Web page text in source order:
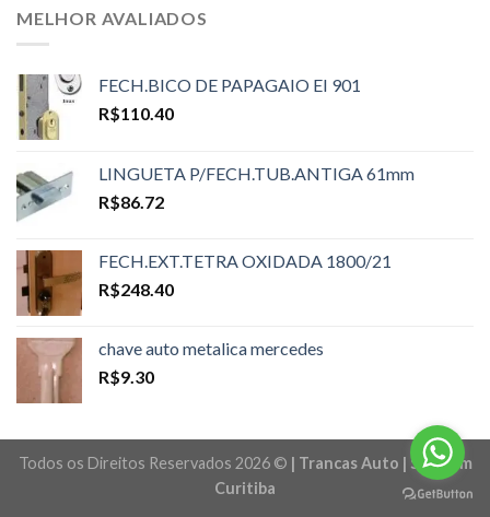
MELHOR AVALIADOS
FECH.BICO DE PAPAGAIO EI 901
R$110.40
LINGUETA P/FECH.TUB.ANTIGA 61mm
R$86.72
FECH.EXT.TETRA OXIDADA 1800/21
R$248.40
chave auto metalica mercedes
R$9.30
Todos os Direitos Reservados 2026 © | Trancas Auto | Sites em
Curitiba